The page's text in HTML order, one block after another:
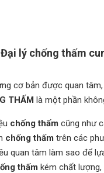
lý chống thấm
cơ bản được quan
THẤM là một phần
chống thấm cũng như
chống thấm trên các
quan tâm làm sao để
thấm kém chất